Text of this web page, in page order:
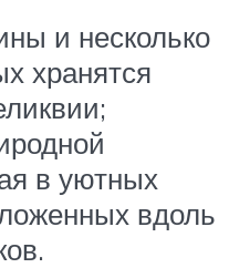
и несколько
хранятся
в уютных
вдоль